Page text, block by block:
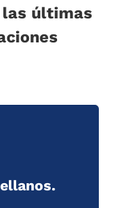
las últimas